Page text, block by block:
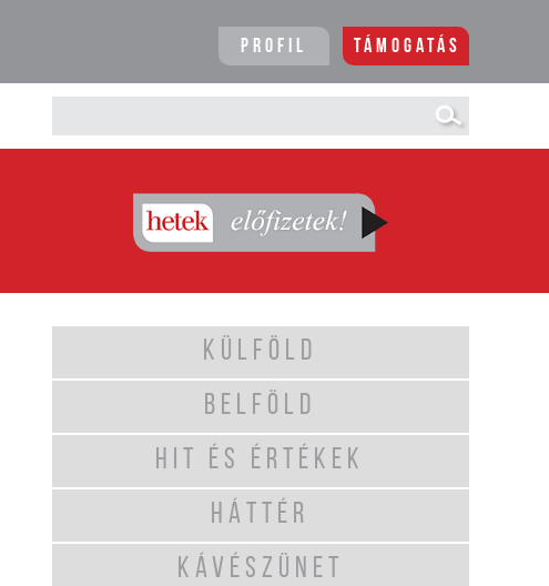
Profil Támogatás
KÜLFÖLD
BELFÖLD
HIT ÉS ÉRTÉKEK
HÁTTÉR
KÁVÉSZÜNET